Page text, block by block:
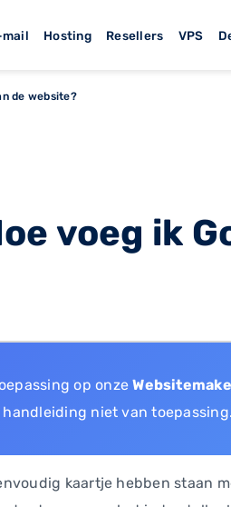
mail Hosting Resellers VPS
de website?
voeg ik
op onze
niet van toepassing.
kaartje hebben staan